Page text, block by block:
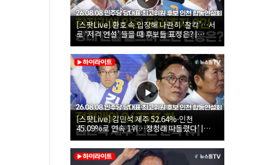
[스팟Live] 환호 속 입장해 나란히 ‘찰칵’…서
로 ‘저격 연설’ 들을 때 후보들 표정은? |
26.08.08 더불어민주당 당대표·최고위원 후
보 인천 합동연설회
[스팟Live] 김민석 제주 52.64%·인천
45.09%로 연속 1위…정청래 따돌렸다’ |
26.08.08 더불어민주당 당대표·최고위원 후
보 인천 합동연설회